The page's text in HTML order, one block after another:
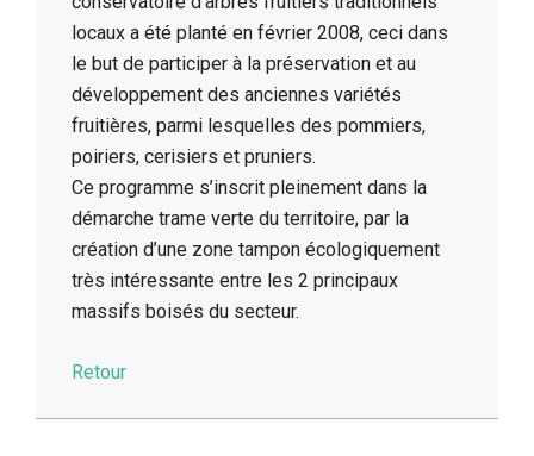
locaux a été planté en février 2008, ceci dans
le but de participer à la préservation et au
développement des anciennes variétés
fruitières, parmi lesquelles des pommiers,
poiriers, cerisiers et pruniers.
Ce programme s’inscrit pleinement dans la
démarche trame verte du territoire, par la
création d’une zone tampon écologiquement
très intéressante entre les 2 principaux
massifs boisés du secteur.
Retour
2014-